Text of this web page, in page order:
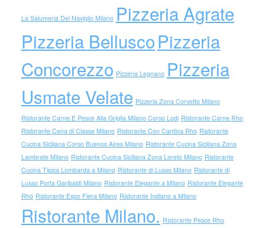
La Salumeria Del Naviglio Milano Pizzeria Agrate
Pizzeria BelluscoPizzeria
Concorezzo Pizzeria Legnano Pizzeria
Usmate Velate Pizzeria Zona Corvetto Milano
Ristorante Carne E Pesce Alla Griglia Milano Corso Lodi Ristorante Carne Rho
Ristorante Cena di Classe Milano Ristorante Con Cantina Rho Ristorante
Cucina Siciliana Corso Buenos Aires Milano Ristorante Cucina Siciliana Zona
Lambrate Milano Ristorante Cucina Siciliana Zona Loreto Milano Ristorante
Cucina Tipica Lombarda a Milano Ristorante di Lusso Milano Ristorante di
Lusso Porta Garibaldi Milano Ristorante Elegante a Milano Ristorante Elegante
Rho Ristorante Expo Fiera Milano Ristorante Indiano a Milano
Ristorante Milano. Ristorante Pesce Rho